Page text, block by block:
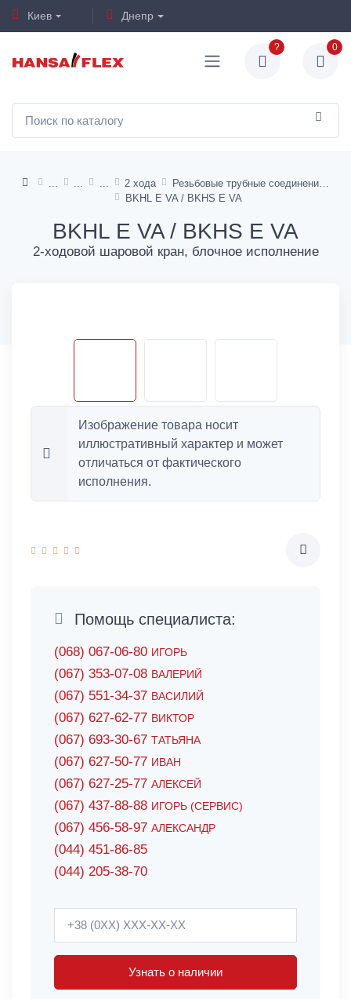
Киев Днепр
? 0
2 хода
BKHL E VA / BKHS E VA
BKHL E VA / BKHS E VA
2-ходовой шаровой кран, блочное исполнение
Изображение товара носит
иллюстративный характер и может
отличаться от фактического
исполнения.
Помощь специалиста:
(068) 067-06-80 ИГОРЬ
(067) 353-07-08 ВАЛЕРИЙ
(067) 551-34-37 ВАСИЛИЙ
(067) 627-62-77 ВИКТОР
(067) 693-30-67 ТАТЬЯНА
(067) 627-50-77 ИВАН
(067) 627-25-77 АЛЕКСЕЙ
(067) 437-88-88 ИГОРЬ (СЕРВИС)
(067) 456-58-97 АЛЕКСАНДР
(044) 451-86-85
(044) 205-38-70
Узнать о наличии